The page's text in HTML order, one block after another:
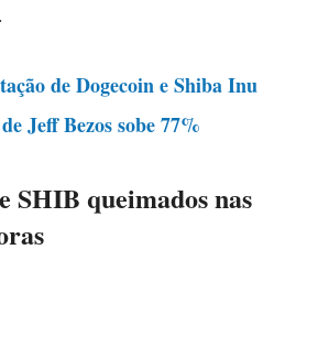
de Dogecoin e Shiba Inu
Jeff Bezos sobe 77%
SHIB queimados nas